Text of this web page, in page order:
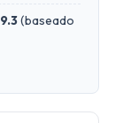
9.3(baseado